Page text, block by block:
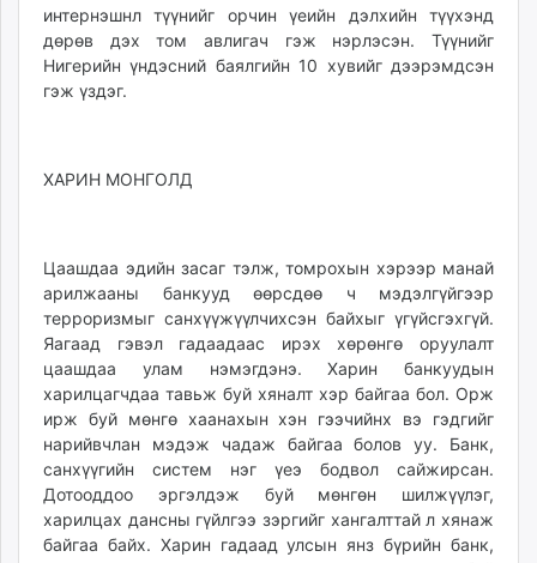
интернэшнл түүнийг орчин үеийн дэлхийн түүхэнд
дөрөв дэх том авлигач гэж нэрлэсэн. Түүнийг
Нигерийн үндэсний баялгийн 10 хувийг дээрэмдсэн
гэж үздэг.
ХАРИН МОНГОЛД
Цаашдаа эдийн засаг тэлж, томрохын хэрээр манай
арилжааны банкууд өөрсдөө ч мэдэлгүйгээр
терроризмыг санхүүжүүлчихсэн байхыг үгүйсгэхгүй.
Яагаад гэвэл гадаадаас ирэх хөрөнгө оруулалт
цаашдаа улам нэмэгдэнэ. Харин банкуудын
харилцагчдаа тавьж буй хяналт хэр байгаа бол. Орж
ирж буй мөнгө хаанахын хэн гээчийнх вэ гэдгийг
нарийвчлан мэдэж чадаж байгаа болов уу. Банк,
санхүүгийн систем нэг үеэ бодвол сайжирсан.
Дотооддоо эргэлдэж буй мөнгөн шилжүүлэг,
харилцах дансны гүйлгээ зэргийг хангалттай л хянаж
байгаа байх. Харин гадаад улсын янз бүрийн банк,